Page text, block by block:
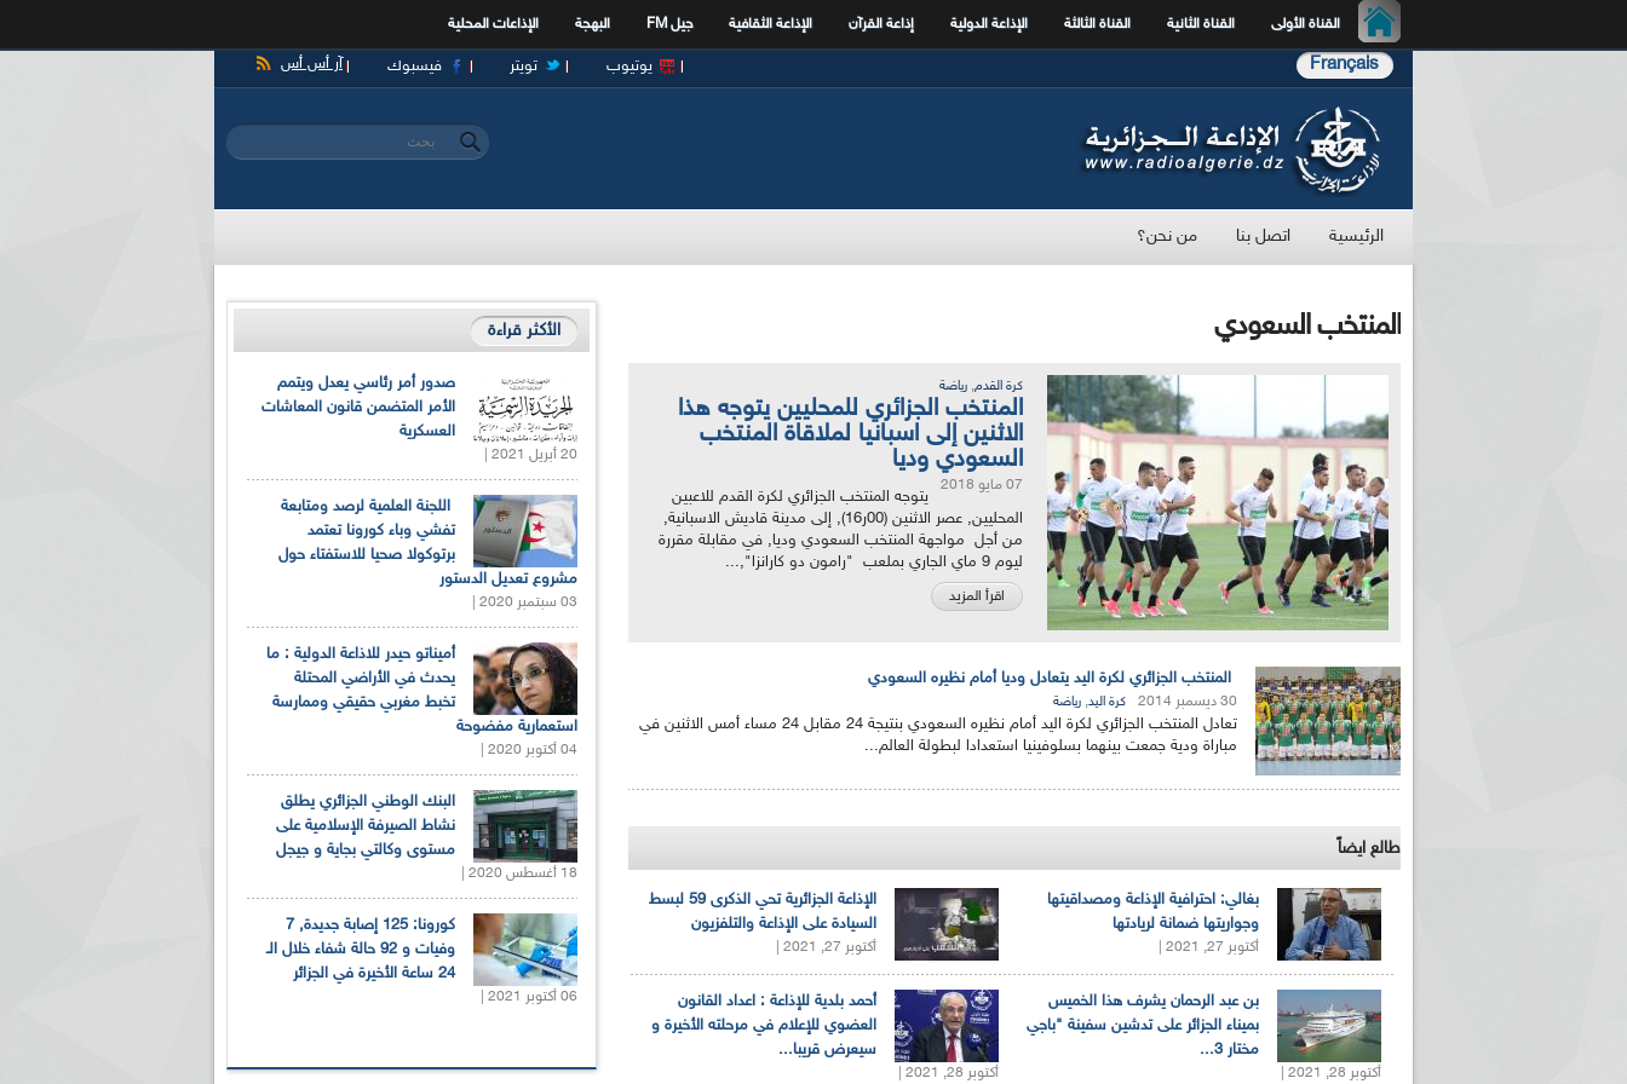
القناة الأولى القناة الثانية القناة الثالثة الإذاعة الدولية إذاعة القرآن الإذاعة الثقافية جيل FM البهجة الإذاعات المحلية
Français آر أس أس فيسبوك تويتر يوتيوب
استمارة البحث
‏بحث ‏
الرئيسية اتصل بنا من نحن؟
المنتخب السعودي
كرة القدم, رياضة
المنتخب الجزائري للمحليين يتوجه هذا
الاثنين إلى اسبانيا لملاقاة المنتخب
السعودي وديا
07 مايو 2018
يتوجه المنتخب الجزائري لكرة القدم للاعبين
المحليين, عصر الاثنين (00ر16), إلى مدينة قاديش الاسبانية,
من أجل مواجهة المنتخب السعودي وديا, في مقابلة مقررة
ليوم 9 ماي الجاري بملعب "رامون دو كارانزا",...
اقرأ المزيد
المنتخب الجزائري لكرة اليد يتعادل وديا أمام نظيره السعودي
30 ديسمبر 2014 كرة اليد, رياضة
تعادل المنتخب الجزائري لكرة اليد أمام نظيره السعودي بنتيجة 24 مقابل 24 مساء أمس الاثنين في
مباراة ودية جمعت بينهما بسلوفينيا استعدادا لبطولة العالم...
طالع ايضاً
الإذاعة الجزائرية تحي الذكرى 59 لبسط
السيادة على الإذاعة والتلفزيون
أكتوبر 27, 2021 |
بغالي: احترافية الإذاعة ومصداقيتها
وجواريتها ضمانة لريادتها
أكتوبر 27, 2021 |
أحمد بلدية للإذاعة : اعداد القانون
العضوي للإعلام في مرحلته الأخيرة و
سيعرض قريبا...
أكتوبر 28, 2021 |
بن عبد الرحمان يشرف هذا الخميس
بميناء الجزائر على تدشين سفينة "باجي
مختار 3...
أكتوبر 28, 2021 |
الأكثر قراءة
صدور أمر رئاسي يعدل ويتمم
الأمر المتضمن قانون المعاشات
العسكرية
20 أبريل 2021 |
اللجنة العلمية لرصد ومتابعة
تفشي وباء كورونا تعتمد
برتوكولا صحيا للاستفتاء حول
مشروع تعديل الدستور
03 سبتمبر 2020 |
أميناتو حيدر للاذاعة الدولية : ما
يحدث في الأراضي المحتلة
تخبط مغربي حقيقي وممارسة
استعمارية مفضوحة
04 أكتوبر 2020 |
البنك الوطني الجزائري يطلق
نشاط الصيرفة الإسلامية على
مستوى وكالتي بجاية و جيجل
18 أغسطس 2020 |
كورونا: 125 إصابة جديدة, 7
وفيات و 92 حالة شفاء خلال الـ
24 ساعة الأخيرة في الجزائر
06 أكتوبر 2021 |